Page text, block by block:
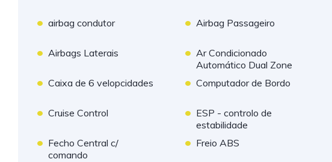
• airbag condutor • Airbag Passageiro
• Airbags Laterais • Ar Condicionado
Automático Dual Zone
• Caixa de 6 velopcidades • Computador de Bordo
• Cruise Control • ESP - controlo de
estabilidade
• Fecho Central c/
comando
• Freio ABS